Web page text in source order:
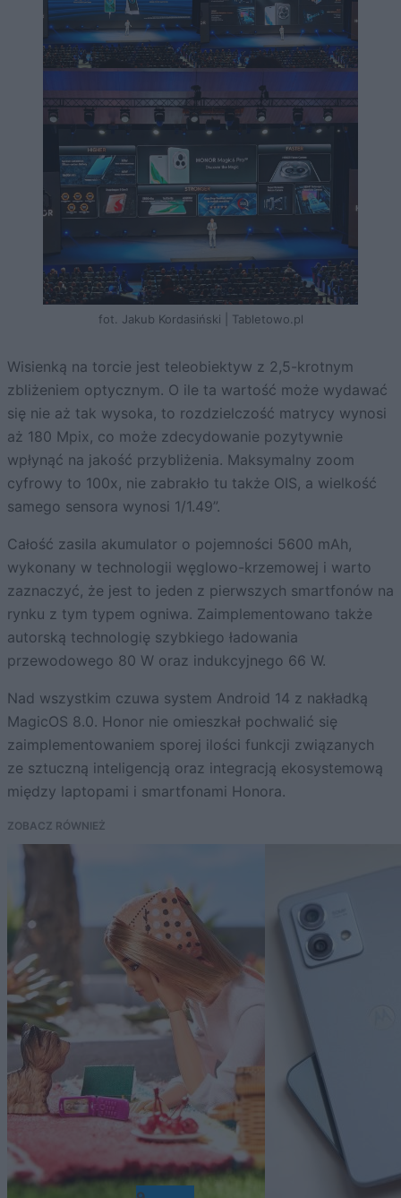
fot. Jakub Kordasiński | Tabletowo.pl
Wisienką na torcie jest teleobiektyw z 2,5-krotnym
zbliżeniem optycznym. O ile ta wartość może wydawać
się nie aż tak wysoka, to rozdzielczość matrycy wynosi
aż 180 Mpix, co może zdecydowanie pozytywnie
wpłynąć na jakość przybliżenia. Maksymalny zoom
cyfrowy to 100x, nie zabrakło tu także OIS, a wielkość
samego sensora wynosi 1/1.49”.
Całość zasila akumulator o pojemności 5600 mAh,
wykonany w technologii węglowo-krzemowej i warto
zaznaczyć, że jest to jeden z pierwszych smartfonów na
rynku z tym typem ogniwa. Zaimplementowano także
autorską technologię szybkiego ładowania
przewodowego 80 W oraz indukcyjnego 66 W.
Nad wszystkim czuwa system Android 14 z nakładką
MagicOS 8.0. Honor nie omieszkał pochwalić się
zaimplementowaniem sporej ilości funkcji związanych
ze sztuczną inteligencją oraz integracją ekosystemową
między laptopami i smartfonami Honora.
ZOBACZ RÓWNIEŻ